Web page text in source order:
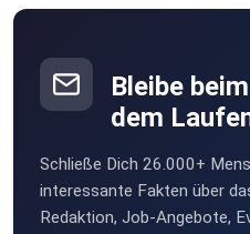
Bleibe
dem
Schließe Dich 26.000+
interessante Fakten über
Redaktion, Job-Angebote,